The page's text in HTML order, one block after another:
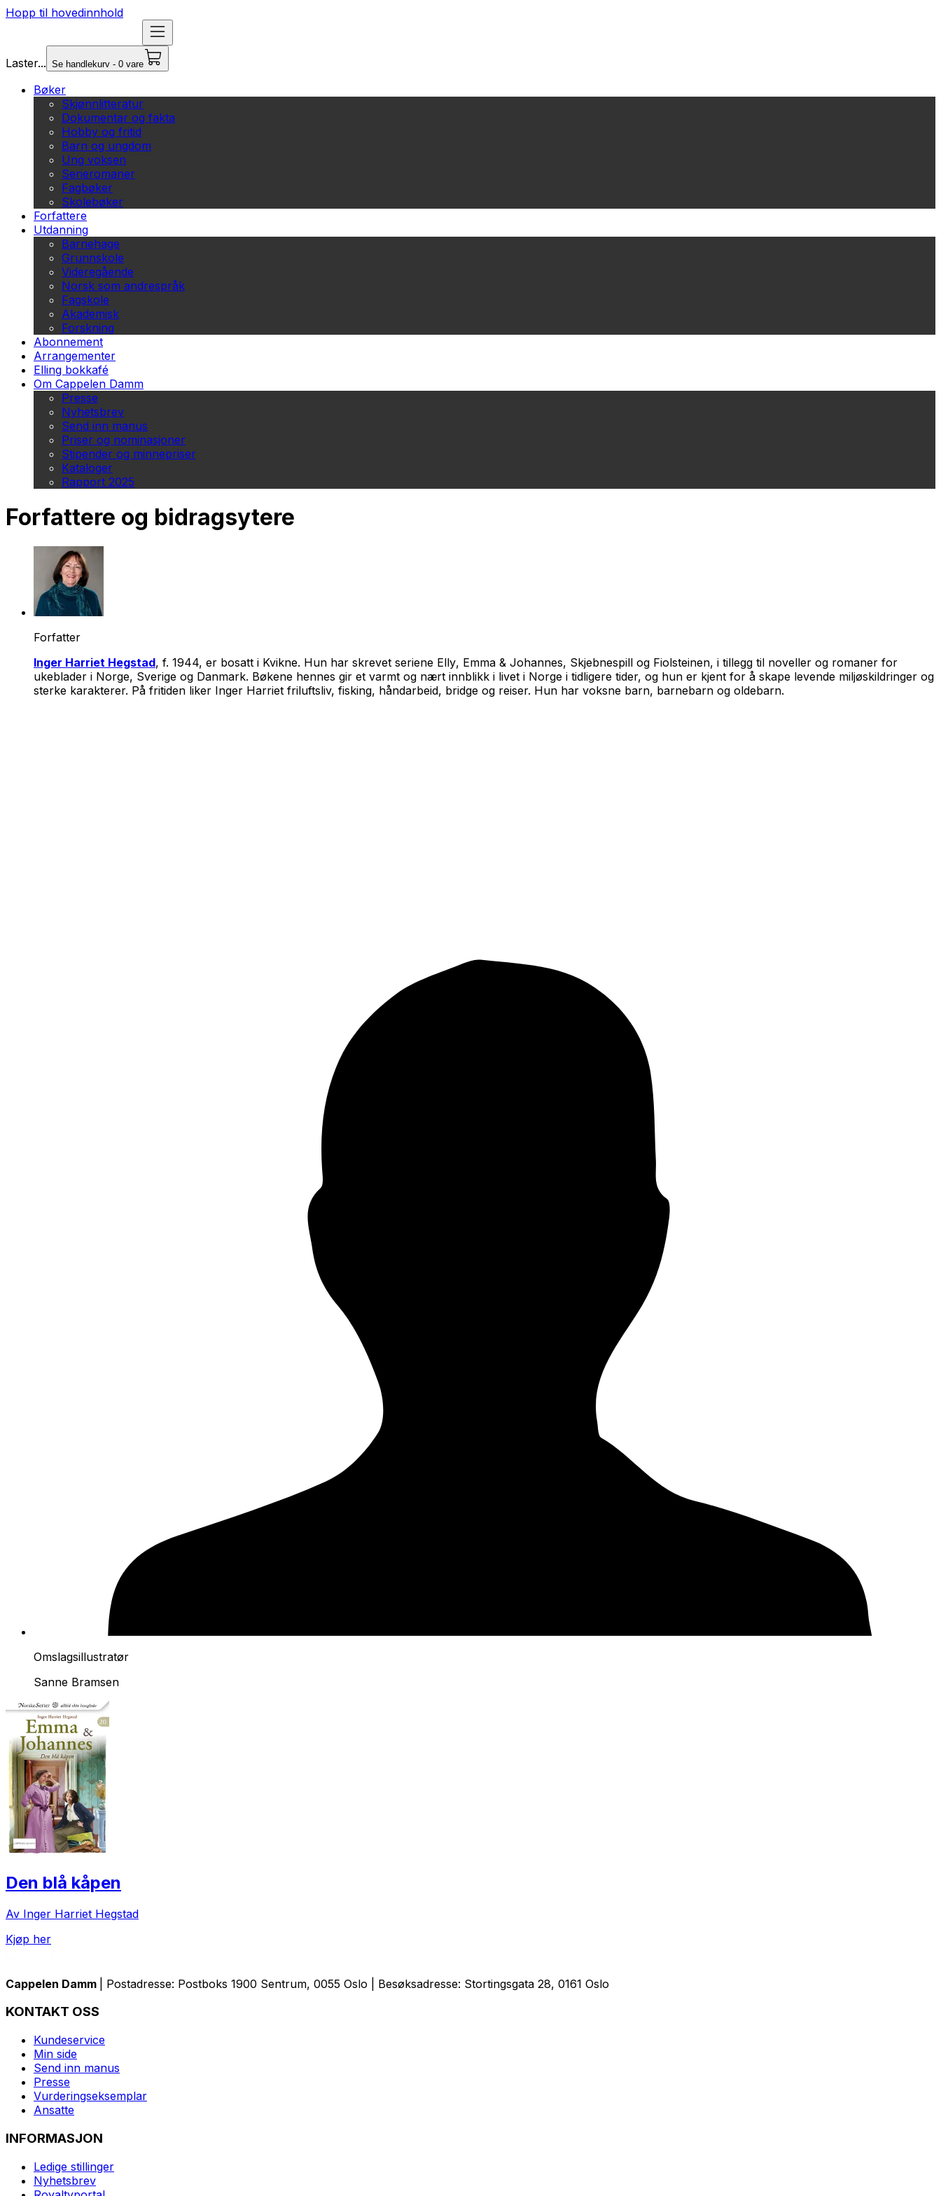
Hopp til hovedinnhold
Laster... Se handlekurv - 0 vare
Bøker
Skjønnlitteratur
Dokumentar og fakta
Hobby og fritid
Barn og ungdom
Ung voksen
Serieromaner
Fagbøker
Skolebøker
Forfattere
Utdanning
Barnehage
Grunnskole
Videregående
Norsk som andrespråk
Fagskole
Akademisk
Forskning
Abonnement
Arrangementer
Elling bokkafé
Om Cappelen Damm
Presse
Nyhetsbrev
Send inn manus
Priser og nominasjoner
Stipender og minnepriser
Kataloger
Rapport 2025
Forfattere og bidragsytere
Forfatter
Inger Harriet Hegstad, f. 1944, er bosatt i Kvikne. Hun har skrevet seriene Elly, Emma & Johannes, Skjebnespill og Fiolsteinen, i tillegg til noveller og romaner for
ukeblader i Norge, Sverige og Danmark. Bøkene hennes gir et varmt og nært innblikk i livet i Norge i tidligere tider, og hun er kjent for å skape levende miljøskildringer og
sterke karakterer. På fritiden liker Inger Harriet friluftsliv, fisking, håndarbeid, bridge og reiser. Hun har voksne barn, barnebarn og oldebarn.
Omslagsillustratør
Sanne Bramsen
Den blå kåpen
Av Inger Harriet Hegstad
Kjøp her
Cappelen Damm | Postadresse: Postboks 1900 Sentrum, 0055 Oslo | Besøksadresse: Stortingsgata 28, 0161 Oslo
KONTAKT OSS
Kundeservice
Min side
Send inn manus
Presse
Vurderingseksemplar
Ansatte
INFORMASJON
Ledige stillinger
Nyhetsbrev